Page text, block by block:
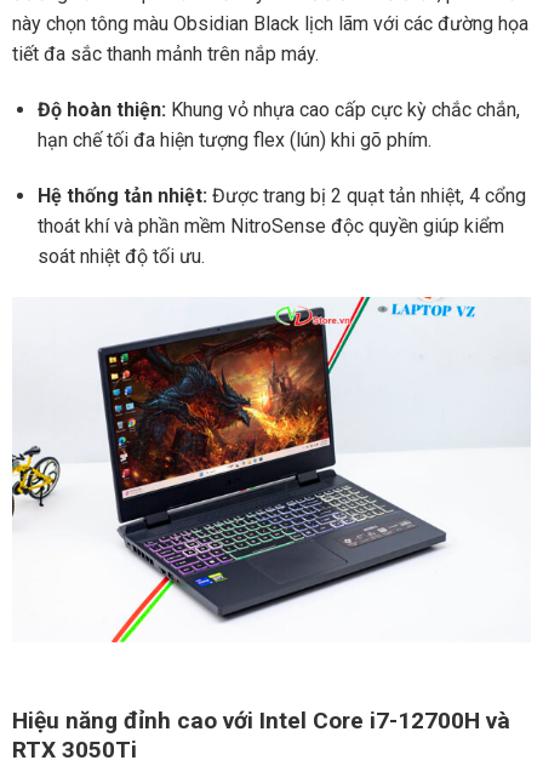
này chọn tông màu Obsidian Black lịch lãm với các đường họa
tiết đa sắc thanh mảnh trên nắp máy.
Độ hoàn thiện:Khung vỏ nhựa cao cấp cực kỳ chắc chắn,
hạn chế tối đa hiện tượng flex (lún) khi gõ phím.
Hệ thống tản nhiệt:Được trang bị 2 quạt tản nhiệt, 4 cổng
thoát khí và phần mềm NitroSense độc quyền giúp kiểm
soát nhiệt độ tối ưu.
Hiệu năng đỉnh cao với Intel Core i7-12700H và
RTX 3050Ti